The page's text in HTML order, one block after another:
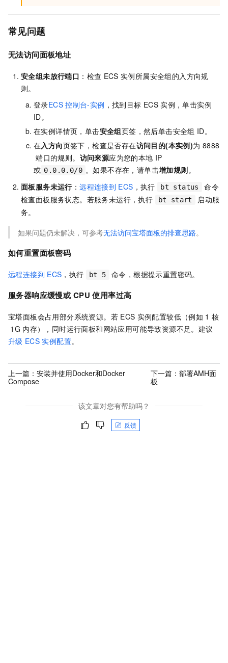
常见问题
无法访问面板地址
安全组未放行端口 ：检查 ECS 实例所属安全组的入方向规
则。
登录ECS 控制台-实例 ，找到目标 ECS 实例，单击实例
ID。
在实例详情页，单击安全组页签，然后单击安全组 ID。
在入方向页签下，检查是否存在访问目的(本实例)为 8888
端口的规则。 访问来源应为您的本地 IP
或 0.0.0.0/0 。如果不存在，请单击增加规则。
面板服务未运行：远程连接到 ECS ，执行 bt status
命令
检查面板服务状态。若服务未运行，执行
bt start
启动服
务。
如果问题仍未解决，可参考无法访问宝塔面板的排查思路。
如何重置面板密码
远程连接到 ECS ，执行 bt 5 命令，根据提示重置密码。
服务器响应缓慢或 CPU 使用率过高
宝塔面板会占用部分系统资源。若 ECS 实例配置较低（例如 1 核
1G 内存），同时运行面板和网站应用可能导致资源不足。建议
升级 ECS 实例配置。
上一篇： 安装并使用Docker和Docker
Compose
下一篇：部署AMH面
板
该文章对您有帮助吗？
反馈